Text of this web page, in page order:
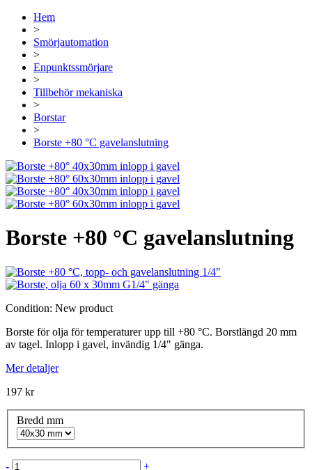
Hem
>
Smörjautomation
>
Enpunktssmörjare
>
Tillbehör mekaniska
>
Borstar
>
Borste +80 °C gavelanslutning
Borste +80 °C gavelanslutning
Condition: New product
Borste för olja för temperaturer upp till +80 °C. Borstlängd 20 mm
av tagel. Inlopp i gavel, invändig 1/4" gänga.
Mer detaljer
197 kr
Bredd mm
- +